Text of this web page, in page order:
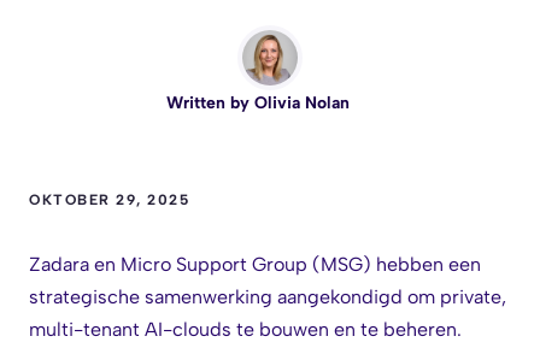
Written by Olivia Nolan
OKTOBER 29, 2025
Zadara en Micro Support Group (MSG) hebben een
strategische samenwerking aangekondigd om private,
multi-tenant AI-clouds te bouwen en te beheren.